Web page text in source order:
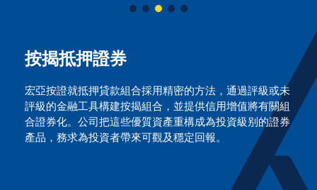
按揭抵押證券
宏亞按證就抵押貸款組合採用精密的方法，通過評級或未
評級的金融工具構建按揭組合，並提供信用增值將有關組
合證券化。公司把這些優質資產重構成為投資級别的證券
產品，務求為投資者帶來可觀及穩定回報。